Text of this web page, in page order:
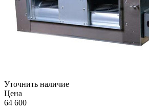
Уточнить наличие
Цена
64 600